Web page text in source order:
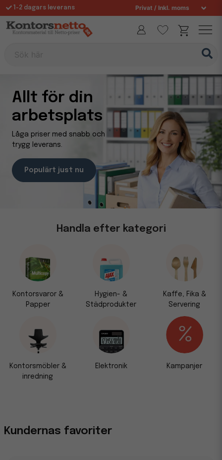
1-2 dagars leverans
Fri frakt över 995 kr
Allt för din
arbetsplats
Låga priser med snabb och
trygg leverans.
Populärt just nu
Handla efter kategori
Kontorsvaror &
Papper
Hygien- &
Städprodukter
Kaffe, Fika &
Servering
Kontorsmöbler &
inredning
Elektronik Kampanjer
Kundernas favoriter